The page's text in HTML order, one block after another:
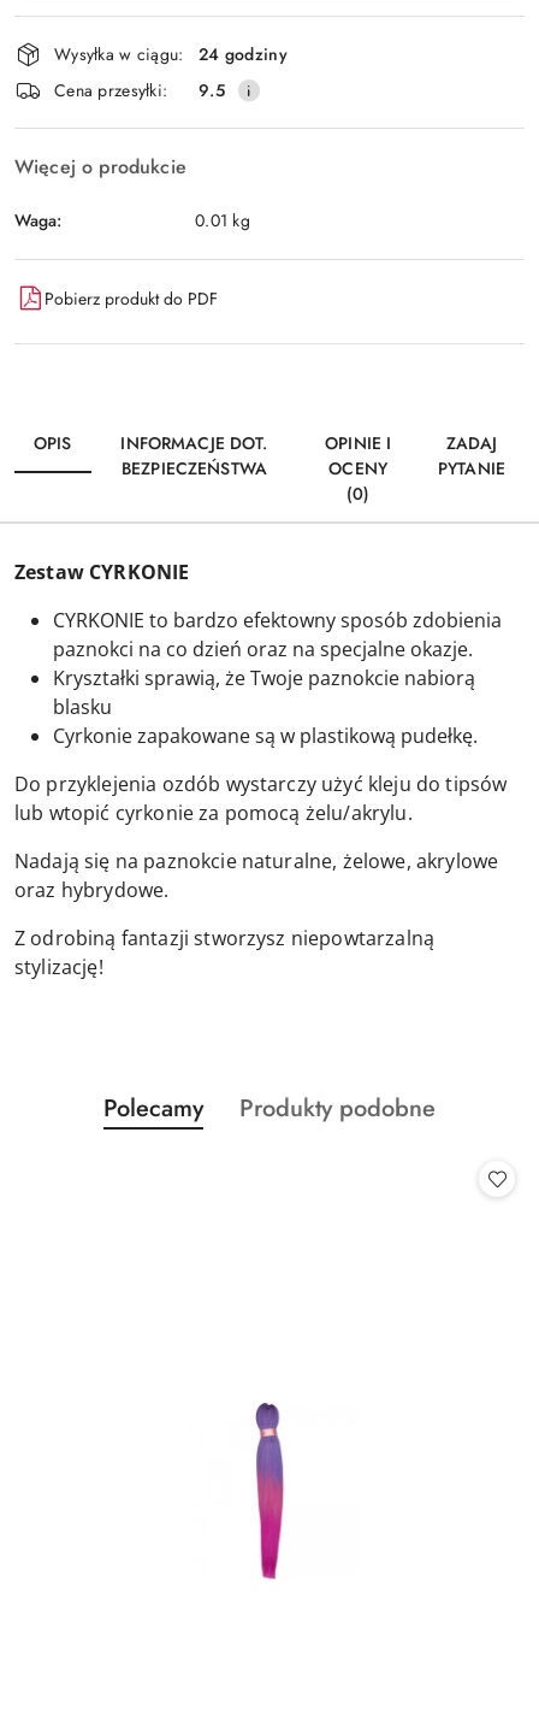
i
dostawa
Wysyłka w ciągu:
24 godziny
Cena przesyłki:
9.5
Więcej o produkcie
Waga: 0.01 kg
Pobierz produkt do PDF
OPIS
INFORMACJE DOT.
BEZPIECZEŃSTWA
OPINIE I
OCENY
(0)
ZADAJ
PYTANIE
Zestaw CYRKONIE
CYRKONIE to bardzo efektowny sposób zdobienia
paznokci na co dzień oraz na specjalne okazje.
Kryształki sprawią, że Twoje paznokcie nabiorą
blasku
Cyrkonie zapakowane są w plastikową pudełkę.
Do przyklejenia ozdób wystarczy użyć kleju do tipsów
lub wtopić cyrkonie za pomocą żelu/akrylu.
Nadają się na paznokcie naturalne, żelowe, akrylowe
oraz hybrydowe.
Z odrobiną fantazji stworzysz niepowtarzalną
stylizację!
Pomiń karuzelę produktów
Produkty
o
Polecamy
Produkty
Produkty podobne